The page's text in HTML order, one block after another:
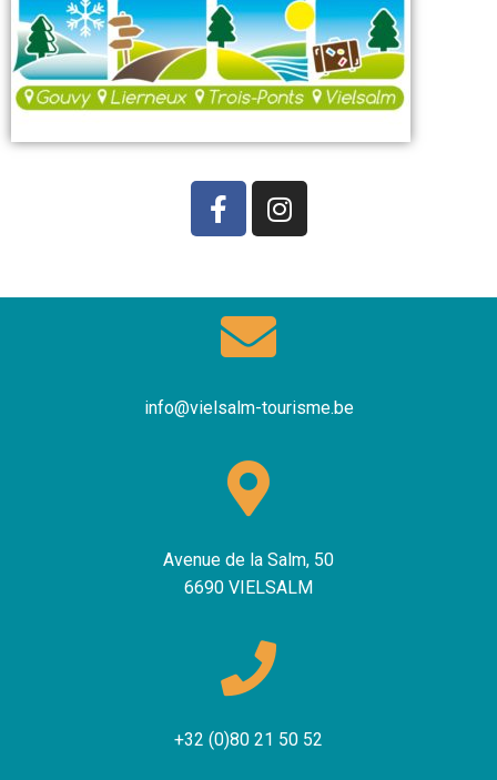
info@vielsalm-tourisme.be
Avenue de la Salm, 50
6690 VIELSALM
+32 (0)80 21 50 52